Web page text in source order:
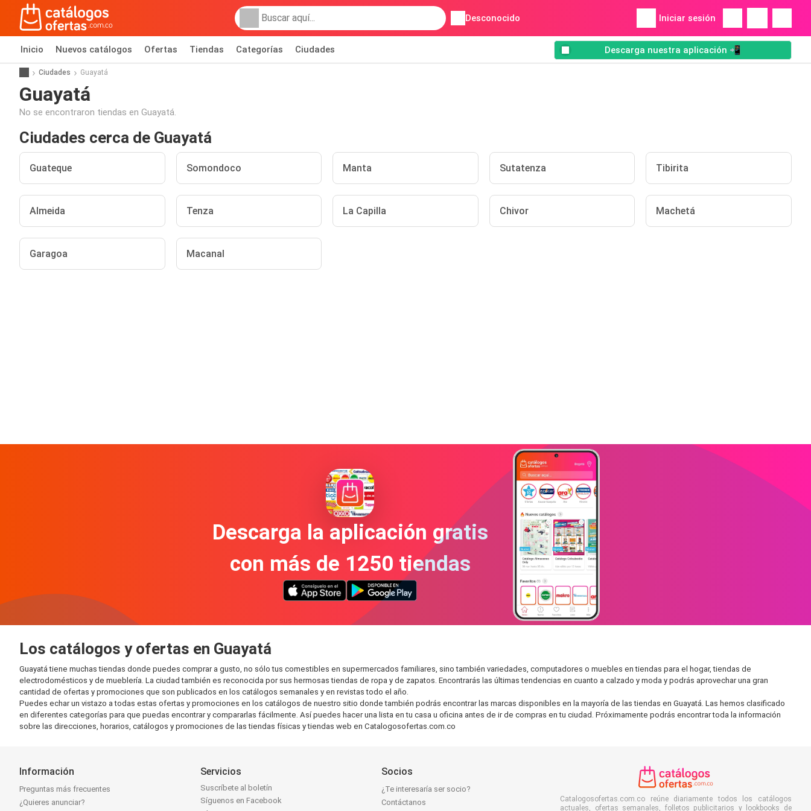
Desconocido Iniciar sesión
Inicio Nuevos catálogos Ofertas Tiendas Categorías Ciudades Descarga nuestra aplicación 📲
Ciudades Guayatá
Guayatá
No se encontraron tiendas en Guayatá.
Ciudades cerca de Guayatá
Guateque Somondoco Manta Sutatenza Tibirita
Almeida Tenza La Capilla Chivor Machetá
Garagoa Macanal
Descarga la aplicación gratis
con más de 1250 tiendas
Los catálogos y ofertas en Guayatá
Guayatá tiene muchas tiendas donde puedes comprar a gusto, no sólo tus comestibles en supermercados familiares, sino también variedades, computadores o muebles en tiendas para el hogar, tiendas de
electrodomésticos y de mueblería. La ciudad también es reconocida por sus hermosas tiendas de ropa y de zapatos. Encontrarás las últimas tendencias en cuanto a calzado y moda y podrás aprovechar una gran
cantidad de ofertas y promociones que son publicados en los catálogos semanales y en revistas todo el año.
Puedes echar un vistazo a todas estas ofertas y promociones en los catálogos de nuestro sitio donde también podrás encontrar las marcas disponibles en la mayoría de las tiendas en Guayatá. Las hemos clasificado
en diferentes categorías para que puedas encontrar y compararlas fácilmente. Así puedes hacer una lista en tu casa u oficina antes de ir de compras en tu ciudad. Próximamente podrás encontrar toda la información
sobre las direcciones, horarios, catálogos y promociones de las tiendas físicas y tiendas web en Catalogosofertas.com.co
Información
Preguntas más frecuentes
¿Quieres anunciar?
Servicios
Suscríbete al boletín
Síguenos en Facebook
Socios
¿Te interesaría ser socio?
Contáctanos
Catalogosofertas.com.co reúne diariamente todos los catálogos
actuales, ofertas semanales, folletos publicitarios y lookbooks de